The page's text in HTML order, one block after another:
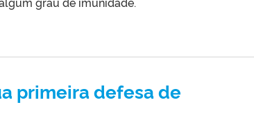
primeira defesa de